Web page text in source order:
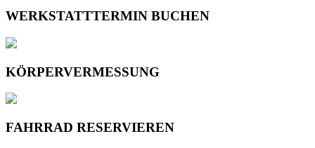
der
WERKSTATTTERMIN BUCHEN
KÖRPERVERMESSUNG
FAHRRAD RESERVIEREN